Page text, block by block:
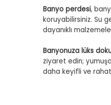
Banyo perdesi,
koruyabilirsiniz. Su
dayanıklı
Banyonuza lüks
ziyaret edin;
daha keyifli ve